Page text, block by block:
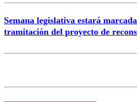
Semana legislativa estará
tramitación del proyecto de